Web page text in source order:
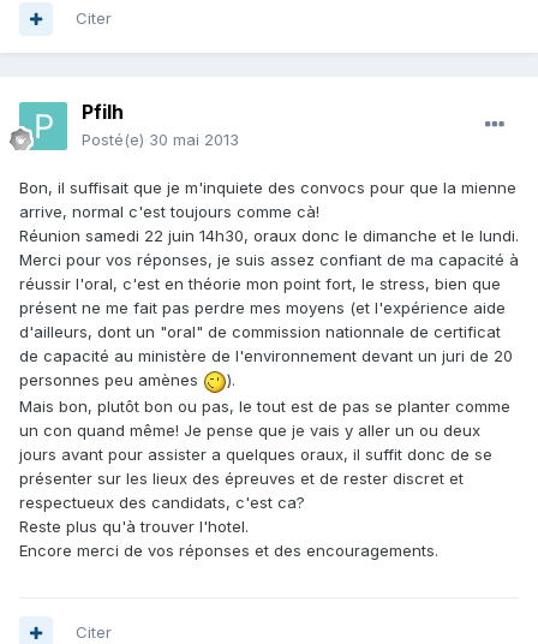
Citer
Pfilh
Posté(e) 30 mai 2013
Bon, il suffisait que je m'inquiete des convocs pour que la mienne
arrive, normal c'est toujours comme cà!
Réunion samedi 22 juin 14h30, oraux donc le dimanche et le lundi.
Merci pour vos réponses, je suis assez confiant de ma capacité à
réussir l'oral, c'est en théorie mon point fort, le stress, bien que
présent ne me fait pas perdre mes moyens (et l'expérience aide
d'ailleurs, dont un "oral" de commission nationnale de certificat
de capacité au ministère de l'environnement devant un juri de 20
personnes peu amènes
).
Mais bon, plutôt bon ou pas, le tout est de pas se planter comme
un con quand même! Je pense que je vais y aller un ou deux
jours avant pour assister a quelques oraux, il suffit donc de se
présenter sur les lieux des épreuves et de rester discret et
respectueux des candidats, c'est ca?
Reste plus qu'à trouver l'hotel.
Encore merci de vos réponses et des encouragements.
Citer